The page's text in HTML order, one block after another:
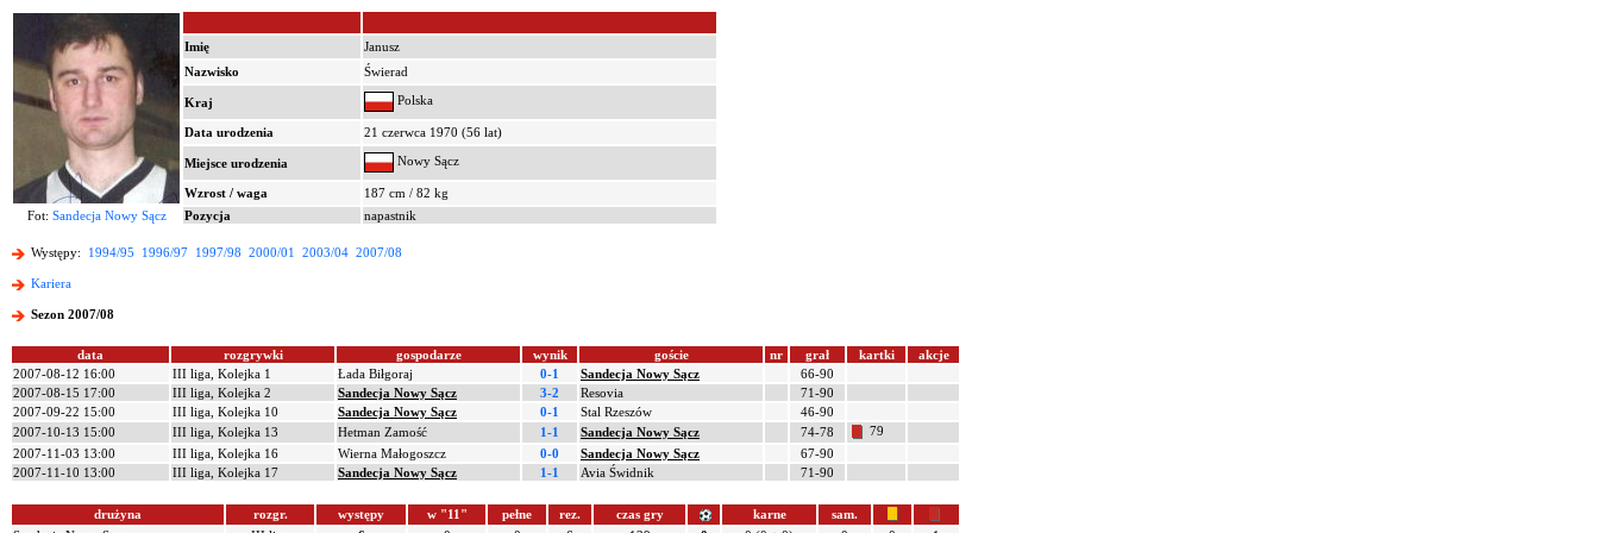
Imię
Janusz
Nazwisko
Świerad
Kraj Polska
Data urodzenia 21 czerwca 1970 (56 lat)
Miejsce urodzenia Nowy Sącz
Wzrost / waga
187 cm / 82 kg
Fot: Sandecja Nowy Sącz Pozycja napastnik
Występy: 1994/95 1996/97 1997/98 2000/01 2003/04 2007/08
Kariera
Sezon 2007/08
data rozgrywki gospodarze wynik goście nr grał kartki
akcje
2007-08-12 16:00
III liga, Kolejka 1 Łada Biłgoraj 0-1 Sandecja Nowy Sącz
66-90
2007-08-15 17:00
III liga, Kolejka 2 Sandecja Nowy Sącz 3-2 Resovia
71-90
2007-09-22 15:00
III liga, Kolejka 10 Sandecja Nowy Sącz 0-1 Stal Rzeszów
46-90
2007-10-13 15:00
III liga, Kolejka 13 Hetman Zamość 1-1 Sandecja Nowy Sącz 74-78
79
2007-11-03 13:00
III liga, Kolejka 16 Wierna Małogoszcz 0-0 Sandecja Nowy Sącz
67-90
2007-11-10 13:00
III liga, Kolejka 17 Sandecja Nowy Sącz 1-1 Avia Świdnik 71-90
drużyna rozgr. występy w "11" pełne rez. czas gry karne
sam.